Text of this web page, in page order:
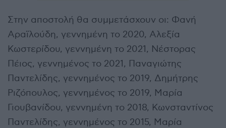
Στην αποστολή θα συμμετάσχουν οι: Φανή
Αραϊλούδη, γεννημένη το 2020, Αλεξία
Κωστερίδου, γεννημένη το 2021, Νέστορας
Πέιος, γεννημένος το 2021, Παναγιώτης
Παντελίδης, γεννημένος το 2019, Δημήτρης
Ριζόπουλος, γεννημένος το 2019, Μαρία
Γιουβανίδου, γεννημένη το 2018, Κωνσταντίνος
Παντελίδης, γεννημένος το 2015, Μαρία